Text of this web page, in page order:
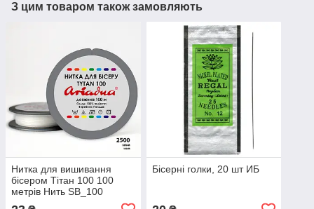
З цим товаром також замовляють
Нитка для вишивання
бісером Тітан 100 100
метрів Нить SB_100
Бісерні голки, 20 шт ИБ